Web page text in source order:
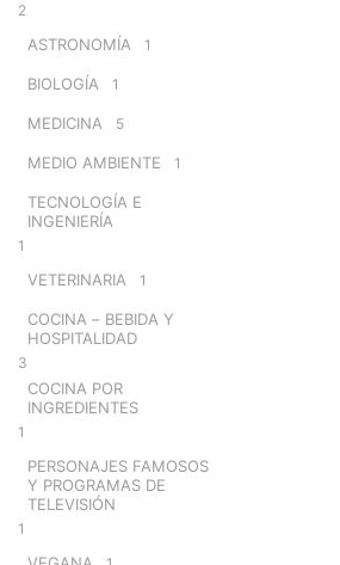
2
ASTRONOMÍA 1
BIOLOGÍA 1
MEDICINA 5
MEDIO AMBIENTE 1
TECNOLOGÍA E
INGENIERÍA
1
VETERINARIA 1
COCINA – BEBIDA Y
HOSPITALIDAD
3
COCINA POR
INGREDIENTES
1
PERSONAJES FAMOSOS
Y PROGRAMAS DE
TELEVISIÓN
1